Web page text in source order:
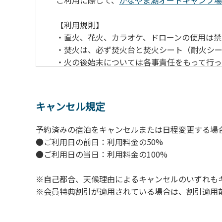
【利用規則】
・直火、花火、カラオケ、ドローンの使用は
・焚火は、必ず焚火台と焚火シート（耐火
・火の後始末については各事責任をもって
・キャンプサイトでは、車のエンジンを停止
・場内での制限速度は10㎞/h以下です。
・夜間、早朝はお静かにお過ごしください。
・場内で発生した事故やトラブルにつきまし
キャンセル規定
予約済みの宿泊をキャンセルまたは日程変更する
●ご利用日の前日：利用料金の50%
●ご利用日の当日：利用料金の100%
※自己都合、天候理由によるキャンセルのいずれも
※会員特典割引が適用されている場合は、割引適